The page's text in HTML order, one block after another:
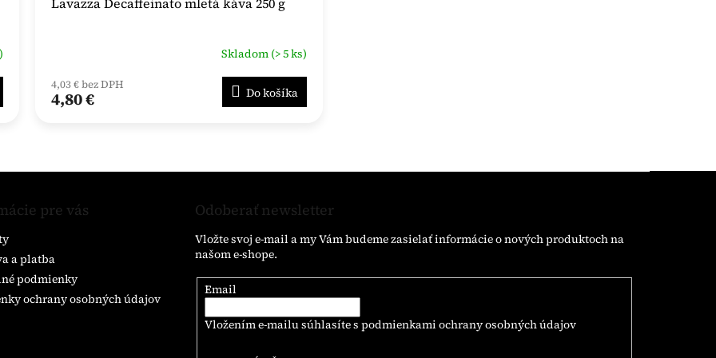
Skladom (> 5 ks)
4,03 € bez DPH
4,80 € Do košíka
pre vás
a platba
podmienky
ochrany osobných údajov
Odoberať newsletter
Vložte svoj e-mail a my Vám budeme zasielať informácie o nových produktoch na
našom e-shope.
Email
Vložením e-mailu súhlasíte s podmienkami ochrany osobných údajov